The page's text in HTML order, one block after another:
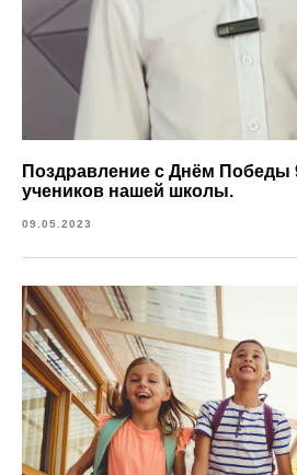
Поздравление с Днём
учеников нашей школы.
09.05.2023